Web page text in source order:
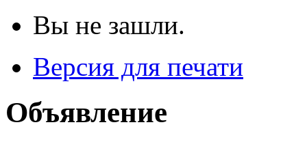
Вы не зашли.
Версия для печати
Объявление